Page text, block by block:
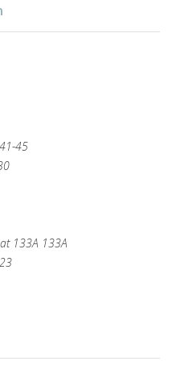
45
133A 133A